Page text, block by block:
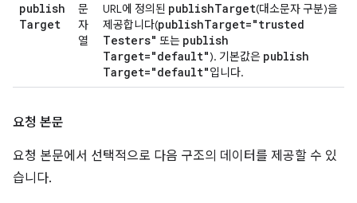
publish
Target
문
자
열
URL에 정의된 publishTarget(대소문자 구분)을
제공합니다(publishTarget="trusted
Testers" 또는 publish
Target="default"). 기본값은 publish
Target="default"입니다.
요청 본문
요청 본문에서 선택적으로 다음 구조의 데이터를 제공할 수 있
습니다.